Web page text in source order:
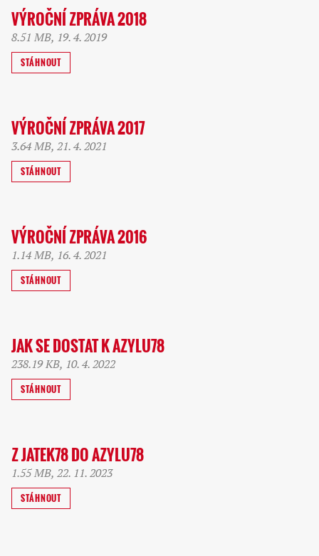
VÝROČNÍ ZPRÁVA 2018
8.51 MB, 19. 4. 2019
STÁHNOUT
VÝROČNÍ ZPRÁVA 2017
3.64 MB, 21. 4. 2021
STÁHNOUT
VÝROČNÍ ZPRÁVA 2016
1.14 MB, 16. 4. 2021
STÁHNOUT
JAK SE DOSTAT K AZYLU78
238.19 KB, 10. 4. 2022
STÁHNOUT
Z JATEK78 DO AZYLU78
1.55 MB, 22. 11. 2023
STÁHNOUT